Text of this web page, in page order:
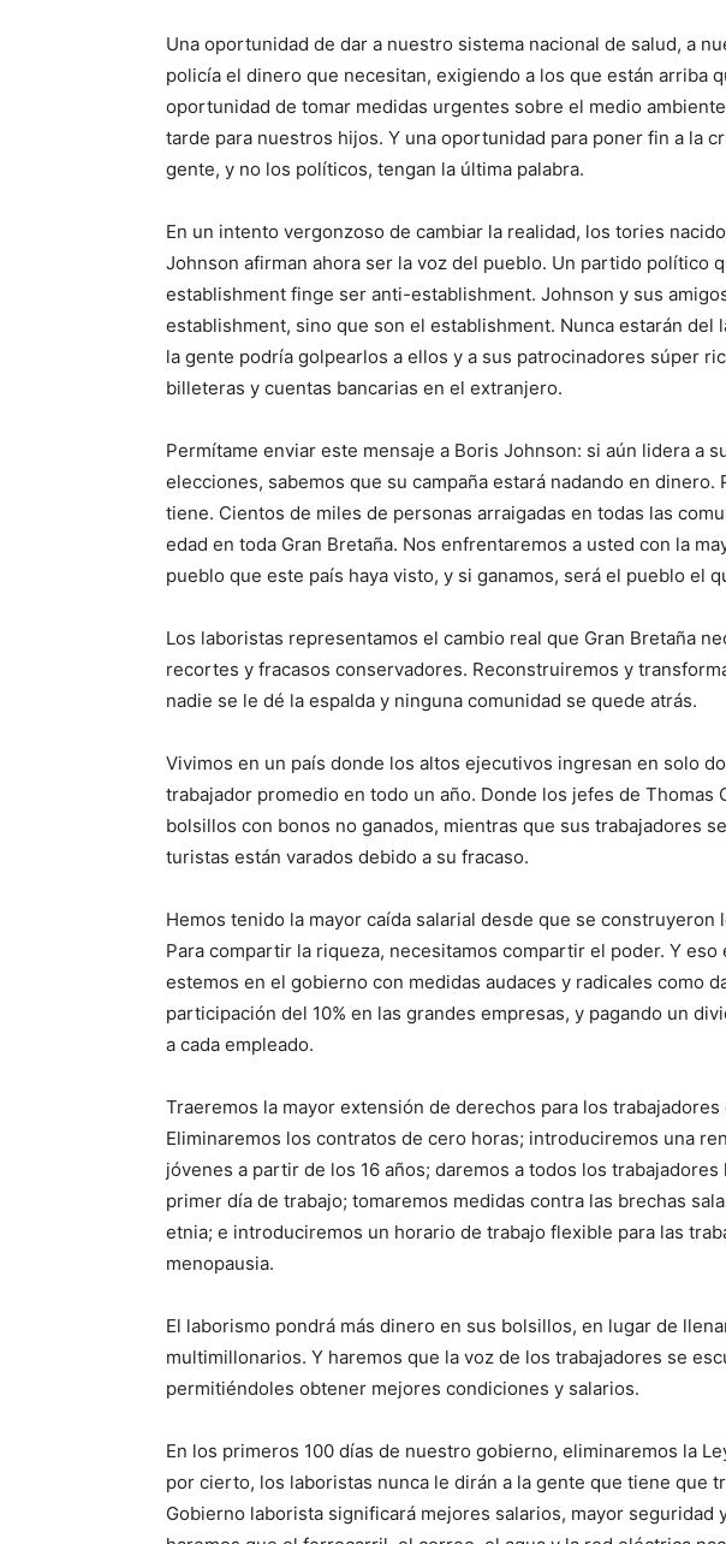
Una oportunidad de dar a nuestro sistema nacional de salud, a
policía el dinero que necesitan, exigiendo a los que están arriba
oportunidad de tomar medidas urgentes sobre el medio
tarde para nuestros hijos. Y una oportunidad para poner fin a la
gente, y no los políticos, tengan la última palabra.
En un intento vergonzoso de cambiar la realidad, los tories
Johnson afirman ahora ser la voz del pueblo. Un partido político
establishment finge ser anti-establishment. Johnson y sus
establishment, sino que son el establishment. Nunca estarán del
la gente podría golpearlos a ellos y a sus patrocinadores súper
billeteras y cuentas bancarias en el extranjero.
Permítame enviar este mensaje a Boris Johnson: si aún lidera a
elecciones, sabemos que su campaña estará nadando en
tiene. Cientos de miles de personas arraigadas en todas las
edad en toda Gran Bretaña. Nos enfrentaremos a usted con la
pueblo que este país haya visto, y si ganamos, será el pueblo el
Los laboristas representamos el cambio real que Gran Bretaña
recortes y fracasos conservadores. Reconstruiremos y
nadie se le dé la espalda y ninguna comunidad se quede atrás.
Vivimos en un país donde los altos ejecutivos ingresan en solo
trabajador promedio en todo un año. Donde los jefes de Thomas
bolsillos con bonos no ganados, mientras que sus trabajadores
turistas están varados debido a su fracaso.
Hemos tenido la mayor caída salarial desde que se construyeron
Para compartir la riqueza, necesitamos compartir el poder. Y eso
estemos en el gobierno con medidas audaces y radicales como
participación del 10% en las grandes empresas, y pagando un
a cada empleado.
Traeremos la mayor extensión de derechos para los
Eliminaremos los contratos de cero horas; introduciremos una
jóvenes a partir de los 16 años; daremos a todos los
primer día de trabajo; tomaremos medidas contra las brechas
etnia; e introduciremos un horario de trabajo flexible para las
menopausia.
El laborismo pondrá más dinero en sus bolsillos, en lugar de
multimillonarios. Y haremos que la voz de los trabajadores se
permitiéndoles obtener mejores condiciones y salarios.
En los primeros 100 días de nuestro gobierno, eliminaremos la
por cierto, los laboristas nunca le dirán a la gente que tiene que
Gobierno laborista significará mejores salarios, mayor seguridad